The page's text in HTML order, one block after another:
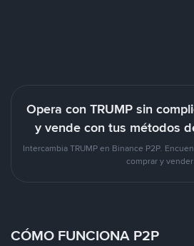
Opera con TRUMP sin
y vende con tus métodos
Intercambia TRUMP en Binance P2P.
comprar y vender
CÓMO FUNCIONA P2P